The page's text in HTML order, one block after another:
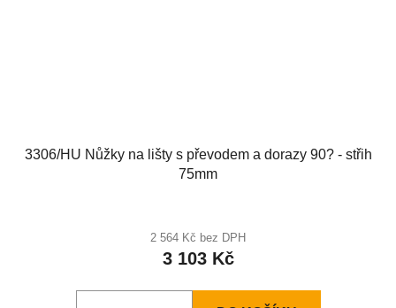
3306/HU Nůžky na lišty s převodem a dorazy 90? - střih
75mm
2 564 Kč bez DPH
3 103 Kč